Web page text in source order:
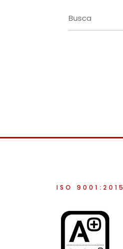
Search
for:
ISO 9001:2015